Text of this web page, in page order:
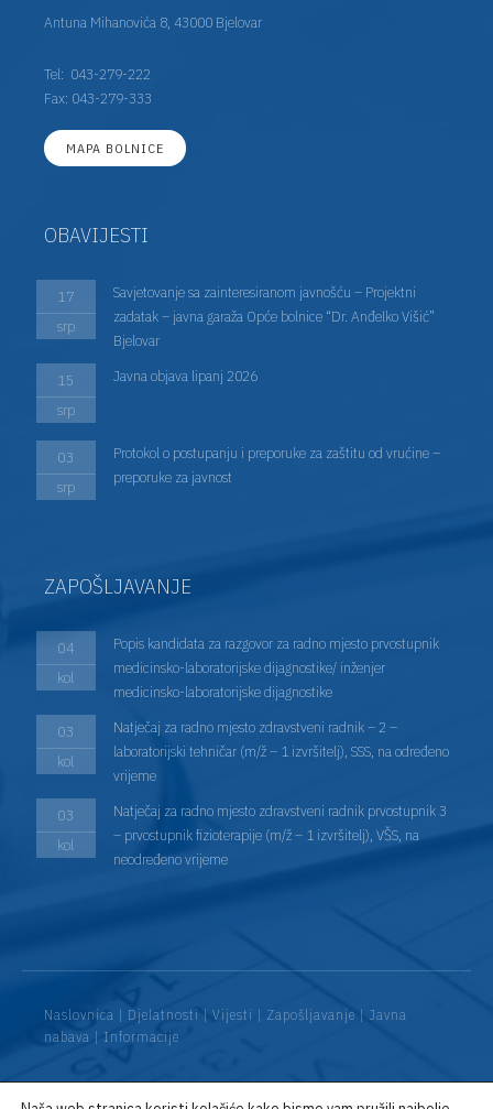
Antuna Mihanovića 8, 43000 Bjelovar
Tel: 043-279-222
Fax: 043-279-333
MAPA BOLNICE
OBAVIJESTI
17
srp
Savjetovanje sa zainteresiranom javnošću – Projektni
zadatak – javna garaža Opće bolnice “Dr. Anđelko Višić”
Bjelovar
15
srp
Javna objava lipanj 2026
03
srp
Protokol o postupanju i preporuke za zaštitu od vrućine –
preporuke za javnost
ZAPOŠLJAVANJE
04
kol
Popis kandidata za razgovor za radno mjesto prvostupnik
medicinsko-laboratorijske dijagnostike/ inženjer
medicinsko-laboratorijske dijagnostike
03
kol
Natječaj za radno mjesto zdravstveni radnik – 2 –
laboratorijski tehničar (m/ž – 1 izvršitelj), SSS, na određeno
vrijeme
03
kol
Natječaj za radno mjesto zdravstveni radnik prvostupnik 3
– prvostupnik fizioterapije (m/ž – 1 izvršitelj), VŠS, na
neodređeno vrijeme
Naslovnica | Djelatnosti | Vijesti | Zapošljavanje | Javna
nabava | Informacije